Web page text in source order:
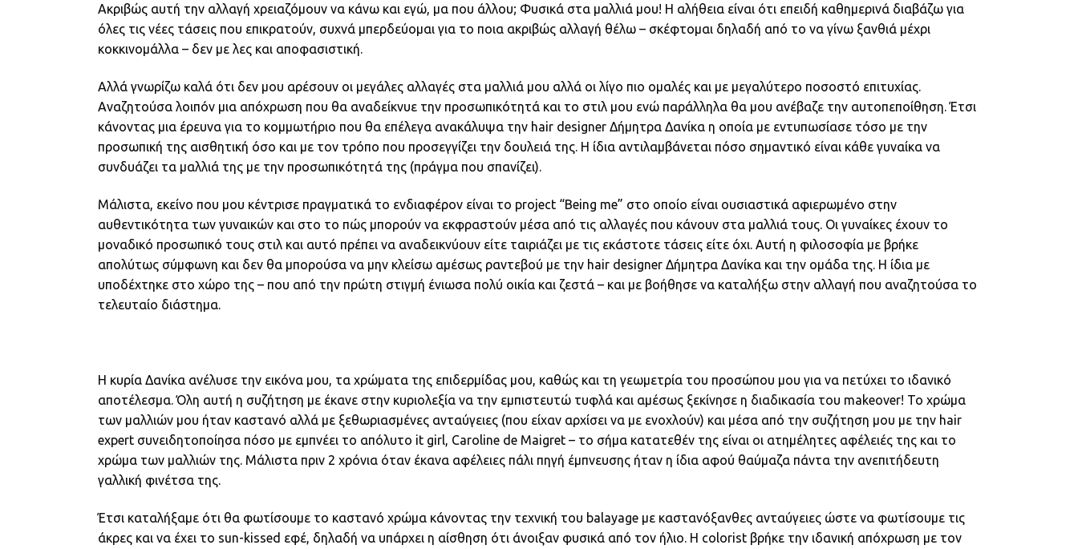
Ακριβώς αυτή την αλλαγή χρειαζόμουν να κάνω και εγώ, μα που άλλου; Φυσικά στα μαλλιά μου! Η αλήθεια είναι ότι επειδή καθημερινά διαβάζω για
όλες τις νέες τάσεις που επικρατούν, συχνά μπερδεύομαι για το ποια ακριβώς αλλαγή θέλω – σκέφτομαι δηλαδή από το να γίνω ξανθιά μέχρι
κοκκινομάλλα – δεν με λες και αποφασιστική.
Αλλά γνωρίζω καλά ότι δεν μου αρέσουν οι μεγάλες αλλαγές στα μαλλιά μου αλλά οι λίγο πιο ομαλές και με μεγαλύτερο ποσοστό επιτυχίας.
Αναζητούσα λοιπόν μια απόχρωση που θα αναδείκνυε την προσωπικότητά και το στιλ μου ενώ παράλληλα θα μου ανέβαζε την αυτοπεποίθηση. Έτσι
κάνοντας μια έρευνα για το κομμωτήριο που θα επέλεγα ανακάλυψα την hair designer Δήμητρα Δανίκα η οποία με εντυπωσίασε τόσο με την
προσωπική της αισθητική όσο και με τον τρόπο που προσεγγίζει την δουλειά της. Η ίδια αντιλαμβάνεται πόσο σημαντικό είναι κάθε γυναίκα να
συνδυάζει τα μαλλιά της με την προσωπικότητά της (πράγμα που σπανίζει).
Μάλιστα, εκείνο που μου κέντρισε πραγματικά το ενδιαφέρον είναι το project “Being me” στο οποίο είναι ουσιαστικά αφιερωμένο στην
αυθεντικότητα των γυναικών και στο το πώς μπορούν να εκφραστούν μέσα από τις αλλαγές που κάνουν στα μαλλιά τους. Οι γυναίκες έχουν το
μοναδικό προσωπικό τους στιλ και αυτό πρέπει να αναδεικνύουν είτε ταιριάζει με τις εκάστοτε τάσεις είτε όχι. Αυτή η φιλοσοφία με βρήκε
απολύτως σύμφωνη και δεν θα μπορούσα να μην κλείσω αμέσως ραντεβού με την hair designer Δήμητρα Δανίκα και την ομάδα της. Η ίδια με
υποδέχτηκε στο χώρο της – που από την πρώτη στιγμή ένιωσα πολύ οικία και ζεστά – και με βοήθησε να καταλήξω στην αλλαγή που αναζητούσα το
τελευταίο διάστημα.
Η κυρία Δανίκα ανέλυσε την εικόνα μου, τα χρώματα της επιδερμίδας μου, καθώς και τη γεωμετρία του προσώπου μου για να πετύχει το ιδανικό
αποτέλεσμα. Όλη αυτή η συζήτηση με έκανε στην κυριολεξία να την εμπιστευτώ τυφλά και αμέσως ξεκίνησε η διαδικασία του makeover! Το χρώμα
των μαλλιών μου ήταν καστανό αλλά με ξεθωριασμένες ανταύγειες (που είχαν αρχίσει να με ενοχλούν) και μέσα από την συζήτηση μου με την hair
expert συνειδητοποίησα πόσο με εμπνέει το απόλυτο it girl, Caroline de Maigret – το σήμα κατατεθέν της είναι οι ατημέλητες αφέλειές της και το
χρώμα των μαλλιών της. Μάλιστα πριν 2 χρόνια όταν έκανα αφέλειες πάλι πηγή έμπνευσης ήταν η ίδια αφού θαύμαζα πάντα την ανεπιτήδευτη
γαλλική φινέτσα της.
Έτσι καταλήξαμε ότι θα φωτίσουμε το καστανό χρώμα κάνοντας την τεχνική του balayage με καστανόξανθες ανταύγειες ώστε να φωτίσουμε τις
άκρες και να έχει το sun-kissed εφέ, δηλαδή να υπάρχει η αίσθηση ότι άνοιξαν φυσικά από τον ήλιο. Η colorist βρήκε την ιδανική απόχρωση με τον